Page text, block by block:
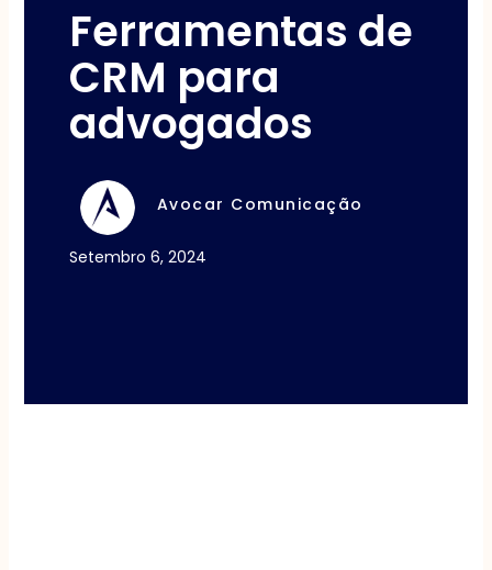
Ferramentas de
CRM para
advogados
Avocar Comunicação
Setembro 6, 2024